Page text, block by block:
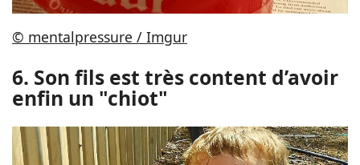
© mentalpressure / Imgur
6. Son fils est très content d’avoir
enfin un "chiot"